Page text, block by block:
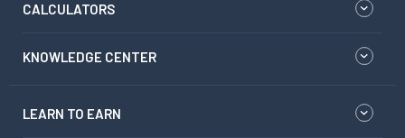
CALCULATORS
KNOWLEDGE CENTER
LEARN TO EARN